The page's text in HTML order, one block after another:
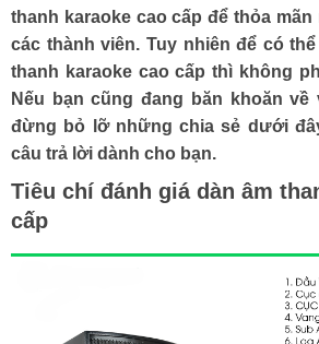
thanh karaoke cao cấp để thỏa
các thành viên. Tuy nhiên để có
thanh karaoke cao cấp thì không
Nếu bạn cũng đang băn khoăn
đừng bỏ lỡ những chia sẻ dưới
câu trả lời dành cho bạn.
Tiêu chí đánh giá dàn âm
cấp